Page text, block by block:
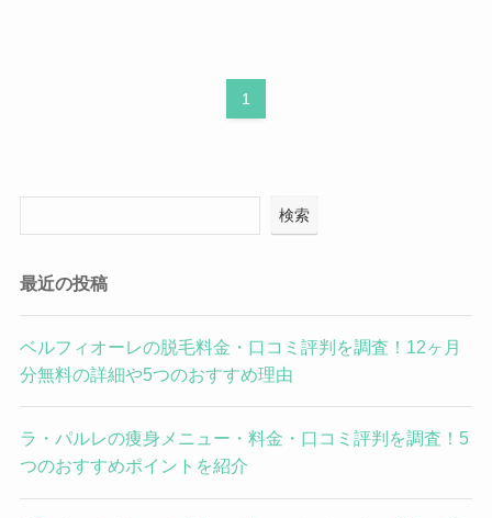
1
検索
最近の投稿
ベルフィオーレの脱毛料金・口コミ評判を調査！12ヶ月
分無料の詳細や5つのおすすめ理由
ラ・パルレの痩身メニュー・料金・口コミ評判を調査！5
つのおすすめポイントを紹介